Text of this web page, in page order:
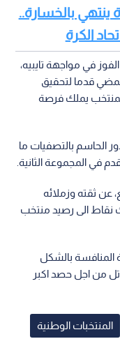
ينتهي بالخسارة..
الكرة
في مواجهة تايبيه،
قدما لتحقيق
المنتخب يملك فرصة
الحاسم بالتصفيات ما
في المجموعة الثانية.
عن ثقته وزملائه
نقاط الى رصيد منتخب
المنافسة بالشكل
من اجل حصد اكبر
المنتخبات الوطنية